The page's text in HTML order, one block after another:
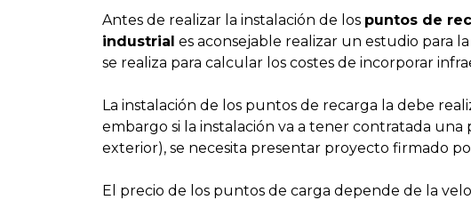
Antes de realizar la instalación de los puntos de
industrial es aconsejable realizar un estudio para
se realiza para calcular los costes de incorporar
La instalación de los puntos de recarga la debe
embargo si la instalación va a tener contratada una
exterior), se necesita presentar proyecto firmado
El precio de los puntos de carga depende de la